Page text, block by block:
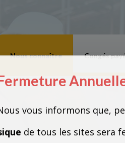
Nous connaître Congés
vous informons que,
de tous les sites sera